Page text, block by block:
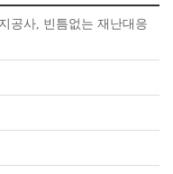
공사, 빈틈없는 재난대응